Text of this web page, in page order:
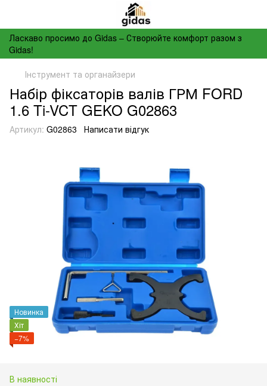
Ласкаво просимо до Gidas – Створюйте комфорт разом з
Gidas!
Інструмент та органайзери
Набір фіксаторів валів ГРМ FORD
1.6 Ti-VCT GEKO G02863
Артикул: G02863 Написати відгук
Новинка
Хіт
−7%
В наявності